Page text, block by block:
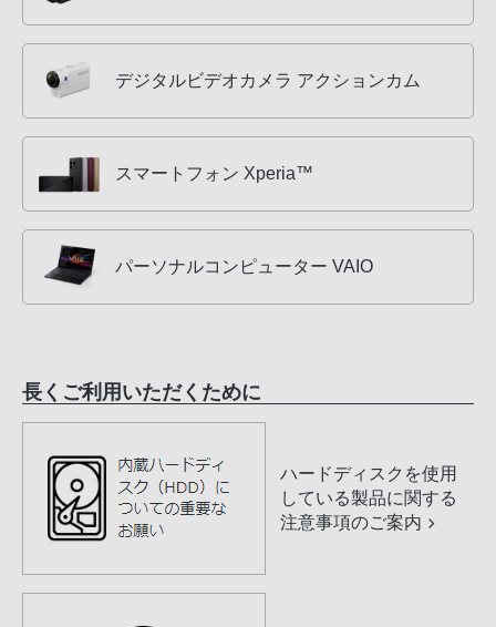
デジタルビデオカメラ アクションカム
スマートフォン Xperia™
パーソナルコンピューター VAIO
長くご利用いただくために
ハードディスクを使用
している製品に関する
注意事項のご案内